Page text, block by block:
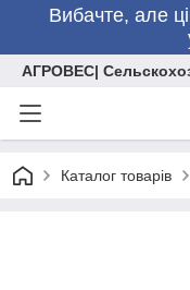
Вибачте, але
АГРОВЕС|
Каталог товарів